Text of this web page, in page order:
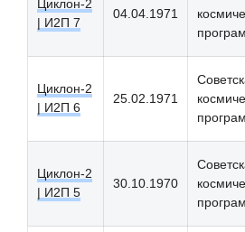
Циклон-2
| И2П 7
04.04.1971
Циклон-2
| И2П 6
25.02.1971
Циклон-2
| И2П 5
30.10.1970